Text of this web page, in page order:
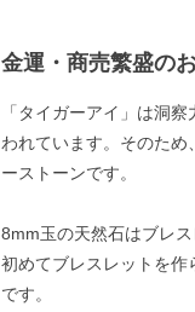
金運・商売繁盛の
「タイガーアイ」は洞
われています。そのため
ーストーンです。
8mm玉の天然石はブレ
初めてブレスレットを
です。